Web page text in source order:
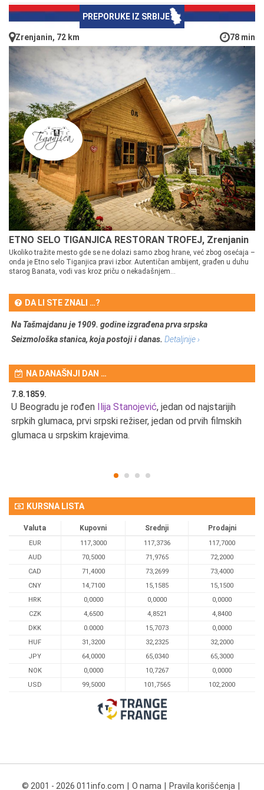
PREPORUKE IZ SRBIJE
Zrenjanin, 72 km 78 min
ETNO SELO TIGANJICA RESTORAN TROFEJ, Zrenjanin
Ukoliko tražite mesto gde se ne dolazi samo zbog hrane, već zbog osećaja –
onda je Etno selo Tiganjica pravi izbor. Autentičan ambijent, građen u duhu
starog Banata, vodi vas kroz priču o nekadašnjem...
DA LI STE ZNALI …?
Na Tašmajdanu je 1909. godine izgrađena prva srpska
Seizmološka stanica, koja postoji i danas. Detaljnije ›
NA DANAŠNJI DAN …
7.8.1859.
U Beogradu je rođen Ilija Stanojević, jedan od najstarijih
srpkih glumaca, prvi srpski režiser, jedan od prvih filmskih
glumaca u srpskim krajevima.
KURSNA LISTA
Valuta Kupovni Srednji Prodajni
EUR 117,3000 117,3736
117,7000
AUD
70,5000 71,9765
72,2000
CAD
71,4000 73,2699
73,4000
CNY
14,7100 15,1585
15,1500
HRK
0,0000 0,0000
0,0000
CZK
4,6500 4,8521
4,8400
DKK
0.0000 15,7073
0,0000
HUF
31,3200 32,2325
32,2000
JPY
64,0000 65,0340
65,3000
NOK
0,0000 10,7267
0,0000
USD
99,5000 101,7565 102,2000
© 2001 - 2026 011info.com O nama Pravila korišćenja